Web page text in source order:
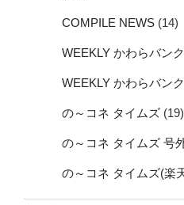
COMPILE NEWS (14)
WEEKLY かわらバン
WEEKLY かわらバン
の～コネ タイムズ (19)
の～コネ タイムズ 号
の～コネ タイムズ(楽